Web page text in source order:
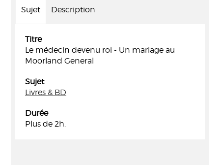
Sujet Description
Titre
Le médecin devenu roi - Un mariage au
Moorland General
Sujet
Livres & BD
Durée
Plus de 2h.